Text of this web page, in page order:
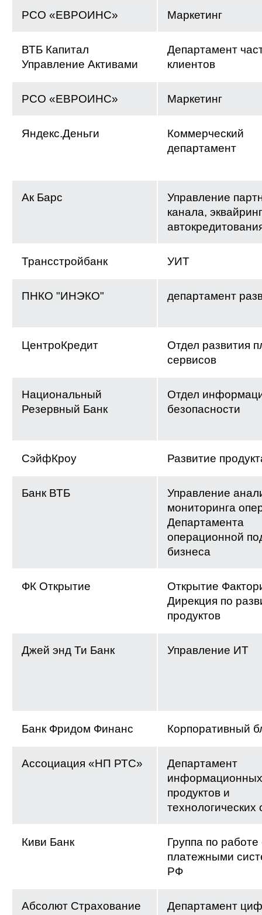
РСО «ЕВРОИНС» Маркетинг
ВТБ Капитал
Управление Активами
Департамент
клиентов
РСО «ЕВРОИНС» Маркетинг
Яндекс.Деньги
Коммерческий
департамент
Ак Барс
Управление
канала,
Трансстройбанк УИТ
ПНКО "ИНЭКО" департамент
ЦентроКредит
Отдел развития
сервисов
Национальный
Резервный Банк
Отдел
безопасности
СэйфКроу Развитие
Банк ВТБ
Управление
мониторинга
Департамента
операционной
бизнеса
ФК Открытие
Открытие
Дирекция по
продуктов
Джей энд Ти Банк Управление ИТ
Банк Фридом Финанс Корпоративный
Ассоциация «НП РТС»
Департамент
информационных
продуктов и
технологических
Киви Банк
Группа по работе
платежными
РФ
Абсолют Страхование
Департамент